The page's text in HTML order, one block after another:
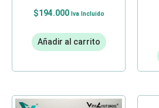
$194.000 Iva Incluido
Añadir al carrito